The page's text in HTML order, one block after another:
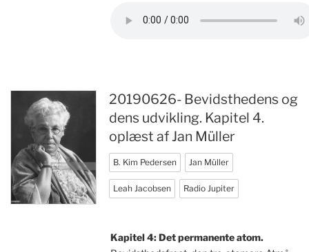
20190626- Bevidsthedens og
dens udvikling. Kapitel 4.
oplæst af Jan Müller
B. Kim Pedersen Jan Müller
Leah Jacobsen Radio Jupiter
Kapitel 4: Det permanente atom.